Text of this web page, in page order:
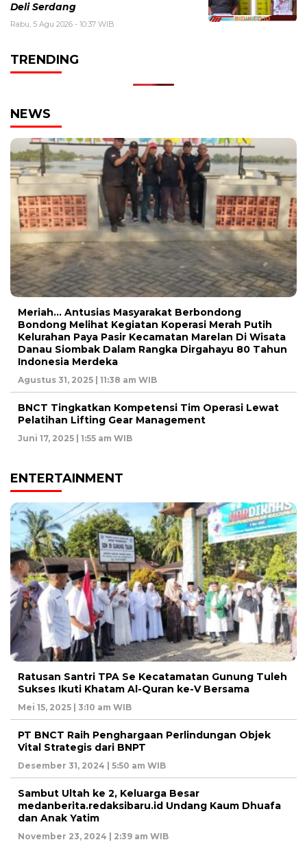
Deli Serdang
Rabu, 5 Agu 2026 - 10:37 WIB
TRENDING
NEWS
Meriah… Antusias Masyarakat Berbondong
Bondong Melihat Kegiatan Koperasi Merah Putih
Kelurahan Paya Pasir Kecamatan Marelan Di Wisata
Danau Siombak Dalam Rangka Dirgahayu 80 Tahun
Indonesia Merdeka
Agustus 31, 2025 | 11:38 am WIB
BNCT Tingkatkan Kompetensi Tim Operasi Lewat
Pelatihan Lifting Gear Management
Juni 17, 2025 | 1:55 am WIB
ENTERTAINMENT
Ratusan Santri TPA Se Kecatamatan Gunung Tuleh
Sukses Ikuti Khatam Al-Quran ke-V Bersama
Mei 15, 2025 | 3:10 am WIB
PT BNCT Raih Penghargaan Perlindungan Objek
Vital Strategis dari BNPT
Desember 31, 2024 | 5:50 am WIB
Sambut Ultah ke 2, Keluarga Besar
medanberita.redaksibaru.id Undang Kaum Dhuafa
dan Anak Yatim
November 23, 2024 | 2:39 am WIB